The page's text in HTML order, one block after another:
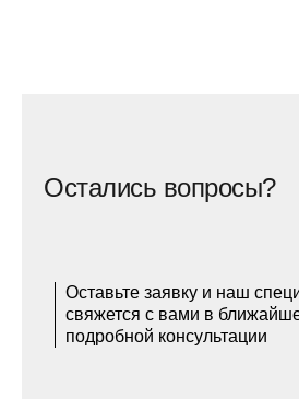
Остались вопросы?
Оставьте заявку и наш
свяжется с вами в
подробной консультации